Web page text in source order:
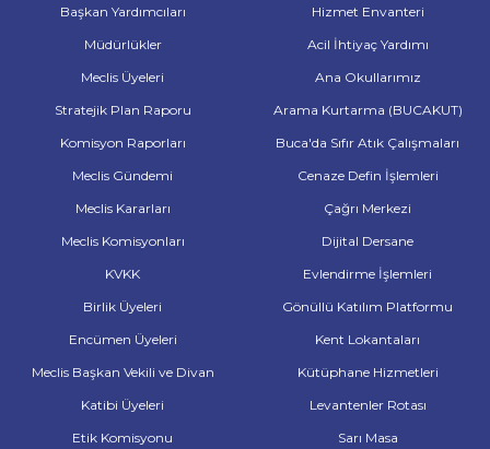
Başkan Yardımcıları
Müdürlükler
Meclis Üyeleri
Stratejik Plan Raporu
Komisyon Raporları
Meclis Gündemi
Meclis Kararları
Meclis Komisyonları
KVKK
Birlik Üyeleri
Encümen Üyeleri
Meclis Başkan Vekili ve Divan
Katibi Üyeleri
Etik Komisyonu
Hizmet Envanteri
Acil İhtiyaç Yardımı
Ana Okullarımız
Arama Kurtarma (BUCAKUT)
Buca'da Sıfır Atık Çalışmaları
Cenaze Defin İşlemleri
Çağrı Merkezi
Dijital Dersane
Evlendirme İşlemleri
Gönüllü Katılım Platformu
Kent Lokantaları
Kütüphane Hizmetleri
Levantenler Rotası
Sarı Masa